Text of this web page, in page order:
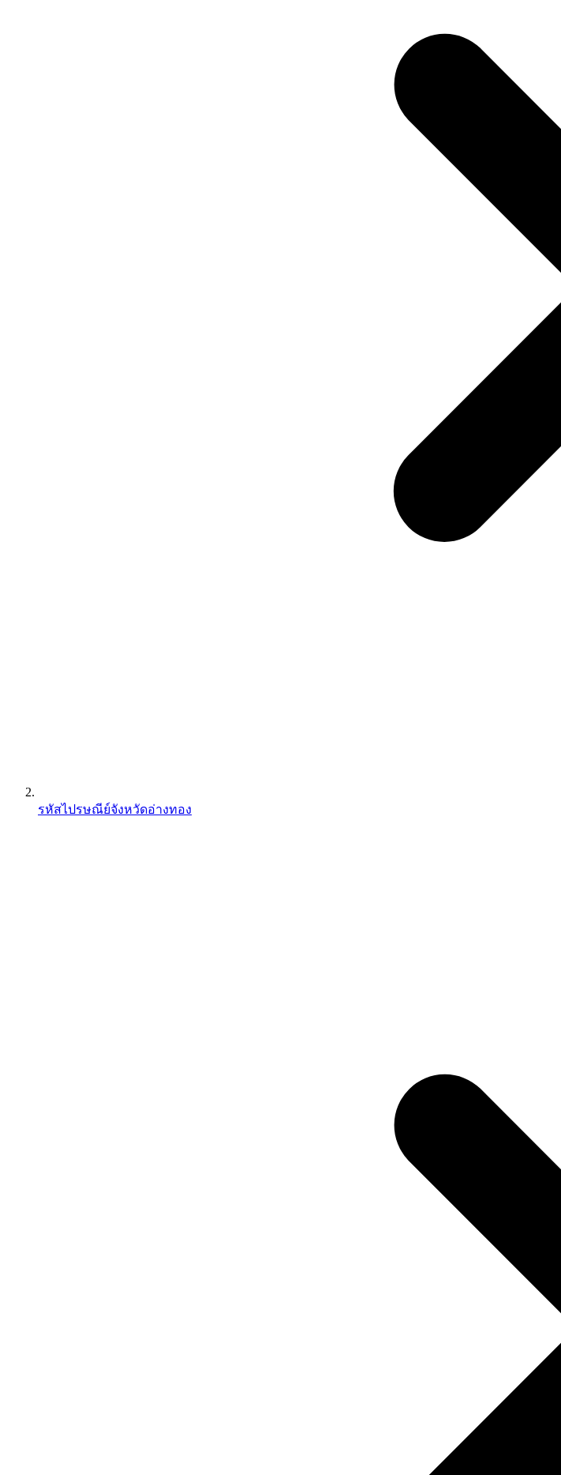
รหัสไปรษณีย์จังหวัดอ่างทอง